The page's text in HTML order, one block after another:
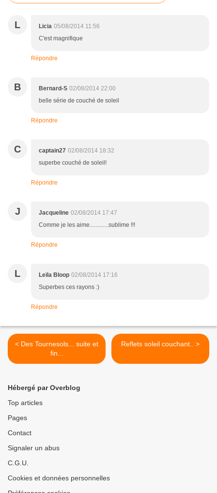
L Licia 05/08/2014 11:56
C'est magnifique
Répondre
B Bernard-S 02/08/2014 22:00
belle série de couché de soleil
Répondre
C captain27 02/08/2014 18:32
superbe couché de soleil!
Répondre
J Jacqueline 02/08/2014 17:47
Comme je les aime.............sublime !!!
Répondre
L Leïla Bloop 02/08/2014 17:16
Superbes ces rayons :)
Répondre
< Des Tournesols... suite et
fin...
Reflets soleil couchant.. >
Hébergé par Overblog
Top articles
Pages
Contact
Signaler un abus
C.G.U.
Cookies et données personnelles